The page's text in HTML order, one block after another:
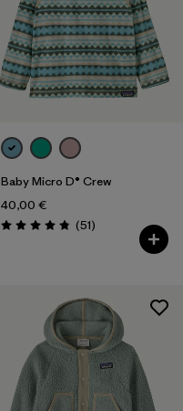
Baby Micro D® Crew
40,00 €
Bewertung: 4.9 / 5
(51Rezensionen
)